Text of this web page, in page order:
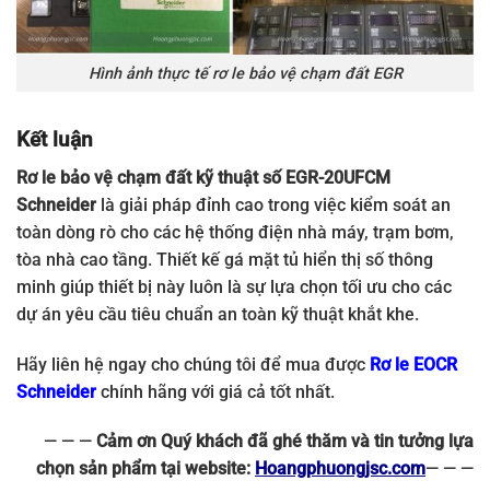
Hình ảnh thực tế rơ le bảo vệ chạm đất EGR
Kết luận
Rơ le bảo vệ chạm đất kỹ thuật số EGR-20UFCM
Schneider là giải pháp đỉnh cao trong việc kiểm soát an
toàn dòng rò cho các hệ thống điện nhà máy, trạm bơm,
tòa nhà cao tầng. Thiết kế gá mặt tủ hiển thị số thông
minh giúp thiết bị này luôn là sự lựa chọn tối ưu cho các
dự án yêu cầu tiêu chuẩn an toàn kỹ thuật khắt khe.
Hãy liên hệ ngay cho chúng tôi để mua được Rơ le EOCR
Schneiderchính hãng với giá cả tốt nhất.
— — — Cảm ơn Quý khách đã ghé thăm và tin tưởng lựa
chọn sản phẩm tại website: Hoangphuongjsc.com— — —